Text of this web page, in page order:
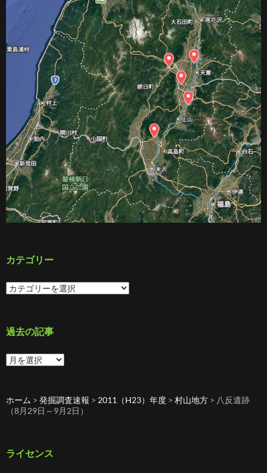
カテゴリー
カ
テ
ー
過去の記事
過
去
事
ホーム > 発掘調査速報 > 2011（H23）年度 > 村山地方 > 八反遺跡
（8月29日～9月2日）
ライセンス